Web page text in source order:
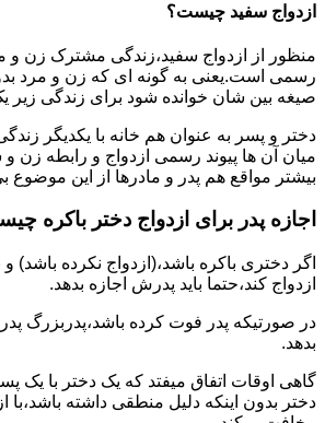
ازدواج سفید چیست؟
منظور از ازدواج سفید،زندگی مشترک زن و
رسمی است.یعنی به گونه ای که زن و مرد
صیغه بین شان خوانده شود برای زندگی
دختر و پسر به عنوان هم خانه با یکدیگر
میان آن ها پیوند رسمی ازدواج و رابطه زن
بیشتر مواقع هم پدر و مادرها از این موضوع
اجازه پدر برای ازدواج دختر باکره
اگر دختری باکره باشد،(ازدواج نکرده باشد) و
ازدواج کند،حتما باید پدرش اجازه بدهد.
در صورتیکه پدر فوت کرده باشد،پدربزرگ پدری
بدهد.
گاهی اوقات اتفاق میفتد که یک دختر با یک
دختر بدون اینکه دلیل منطقی داشته باشد،با